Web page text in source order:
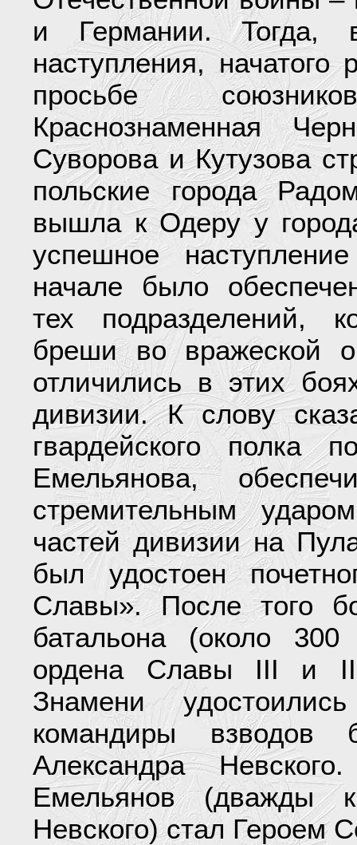
и Германии. Тогда,
наступления,
просьбе
Краснознаменная
Суворова и Кутузова
польские города
вышла к Одеру у
успешное
начале было
тех подразделений,
бреши во вражеской
отличились в этих
дивизии. К слову
гвардейского полка
Емельянова,
стремительным
частей дивизии на
был удостоен
Славы». После того
батальона (около
ордена Славы III и II
Знамени
командиры взводов
Александра
Емельянов (дважды
Невского) стал Героем